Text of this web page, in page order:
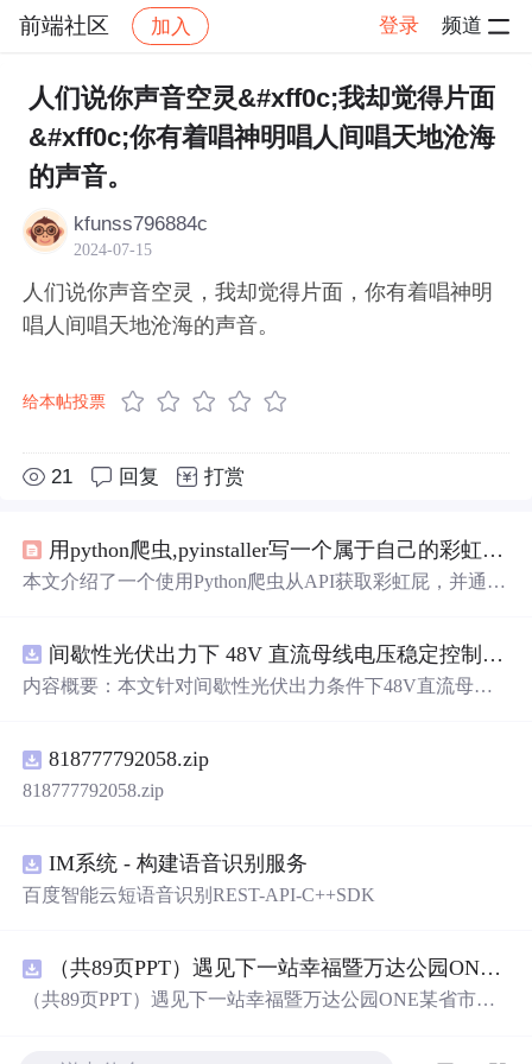
前端社区 加入 登录 频道
社区 前端社区 感慨 帖子详情
人们说你声音空灵&#xff0c;我却觉得片面
&#xff0c;你有着唱神明唱人间唱天地沧海
的声音。
kfunss796884c
2024-07-15
人们说你声音空灵，我却觉得片面，你有着唱神明
唱人间唱天地沧海的声音。
给本帖投票
21 回复 打赏
用python爬虫,pyinstaller写一个属于自己的彩虹屁生成器！（链接在文末自取）
本文介绍了一个使用Python爬虫从API获取彩虹屁，并通过
间歇性光伏出力下 48V 直流母线电压稳定控制及储能双向充放电闭环调控体系研究（Simulink仿真实现）
内容概要：本文针对间歇性光伏出力条件下48V直流母线
含光伏阵列、Boost型DC-DC变换器、双向DC-DC变换器
与锂离子电池储能系统的完整拓扑结构，结合光伏最大功
架构，集成电压外环与电流内环双闭环控制策略，确保在
光照强度波动、负载突变等动态工况下维持母线电压稳
定。在Simulink环境中搭建全系统仿真模型，验证了控制策
在无外部电网支撑下的自主运行能力和电能质量水平。; 适
合人群：具备电力电子、自动控制与新能源系统基础知识
的电气工程及相关专业研究生、科研人员，以及从事光伏
景及目标：①用于教学与科研中离网型光伏直流微网系统
818777792058.zip
818777792058.zip
IM系统 - 构建语音识别服务
百度智能云短语音识别REST-API-C++SDK
（共89页PPT）遇见下一站幸福暨万达公园ONE某省市热气球生活艺术节活动策划方案.pptx
（共89页PPT）遇见下一站幸福暨万达公园ONE某省市热